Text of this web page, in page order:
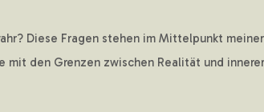
Diese Fragen stehen im Mittelpunkt
den Grenzen zwischen Realität und